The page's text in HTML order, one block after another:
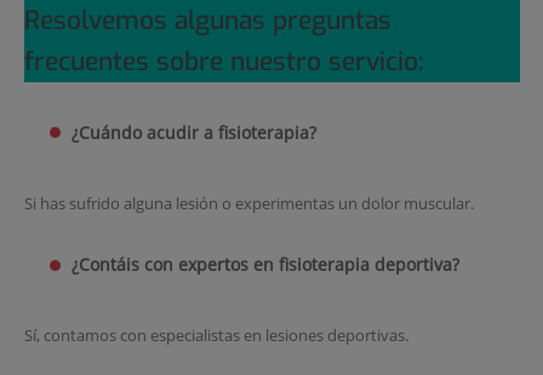
Resolvemos algunas preguntas
frecuentes sobre nuestro servicio:
¿Cuándo acudir a fisioterapia?
Si has sufrido alguna lesión o experimentas un dolor muscular.
¿Contáis con expertos en fisioterapia deportiva?
Sí, contamos con especialistas en lesiones deportivas.